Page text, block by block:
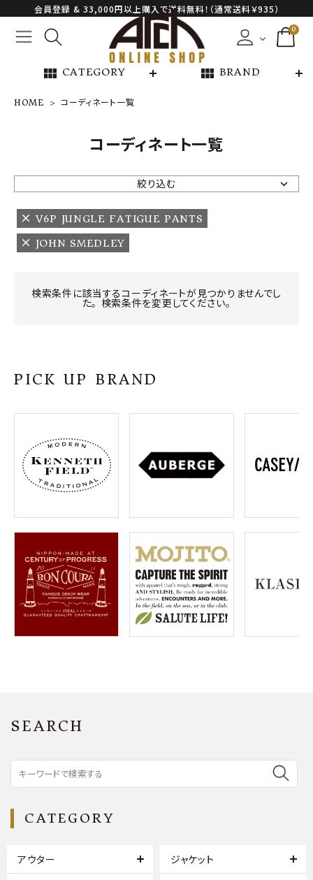
会員登録 & 33,000円以上購入で送料無料！（通常送料￥935）
0
view_module CATEGORY view_module BRAND
NEW ARRIVAL
ARCH EXCLUSIVE
BRAND
CATEGORY
プライバシーポリシー
特定商取引法について
お問い合わせ
OFFICIAL WEB SITE
meeting_room ログイン 会員登録
HOME コーディネート一覧
コーディネート一覧
絞り込む
V6P JUNGLE FATIGUE PANTS
JOHN SMEDLEY
検索条件に該当するコーディネートが見つかりませんでし
た。 検索条件を変更してください。
PICK UP BRAND
SEARCH
CATEGORY
アウター ジャケット